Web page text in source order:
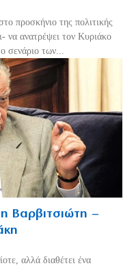
προσκήνιο της πολιτικής
να ανατρέψει τον Κυριάκο
των...
Βαρβιτσιώτη –
αλλά διαθέτει ένα